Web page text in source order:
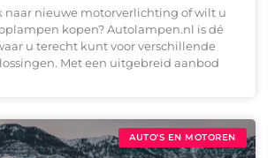
naar nieuwe motorverlichting of wilt u
kopen? Autolampen.nl is dé
u terecht kunt voor verschillende
Met een uitgebreid aanbod
AUTO'S EN MOTOREN